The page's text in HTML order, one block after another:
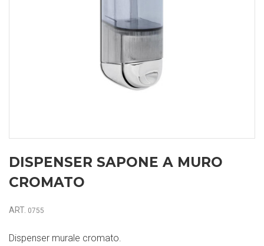
DISPENSER SAPONE A MURO
CROMATO
ART. 0755
Dispenser murale cromato.